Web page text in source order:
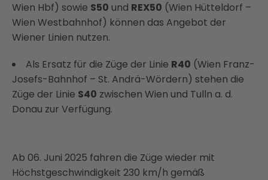
Wien Hbf) sowie S50 und REX50 (Wien Hütteldorf –
Wien Westbahnhof) können das Angebot der
Wiener Linien nutzen.
Als Ersatz für die Züge der Linie R40 (Wien Franz-
Josefs-Bahnhof – St. Andrä-Wördern) stehen die
Züge der Linie S40 zwischen Wien und Tulln a. d.
Donau zur Verfügung.
Ab 06. Juni 2025 fahren die Züge wieder mit
Höchstgeschwindigkeit 230 km/h gemäß